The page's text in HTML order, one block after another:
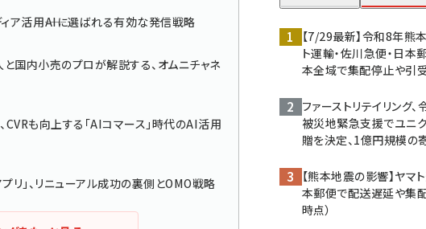
ア活用――AIに選ばれる有効な発信戦略
国内小売のプロが解説する、オムニチャネ
も向上する「AIコマース」時代のAI活用
」、リニューアル成功の裏側とOMO戦略
【7/29最新】令和8年熊
ト運輸・佐川急便・日本
本全域で集配停止や引
ファーストリテイリング
被災地緊急支援でユニ
贈を決定、1億円規模の
【熊本地震の影響】ヤマ
本郵便で配送遅延や集
時点）
こちら↑